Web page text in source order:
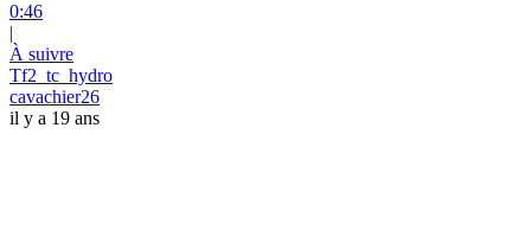
0:46
|
À suivre
Tf2_tc_hydro
cavachier26
il y a 19 ans